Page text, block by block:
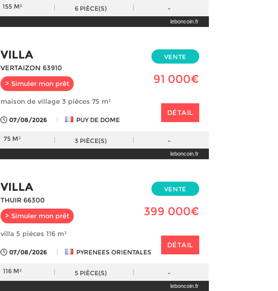
155 M² 6 PIÈCE(S) -
leboncoin.fr
VILLA
VERTAIZON 63910
> Simuler mon prêt
VENTE
91 000€
maison de village 3 pièces 75 m²
07/08/2026 | PUY DE DOME
DÉTAIL
75 M² 3 PIÈCE(S) -
leboncoin.fr
VILLA
THUIR 66300
> Simuler mon prêt
VENTE
399 000€
villa 5 pièces 116 m²
07/08/2026 | PYRENEES ORIENTALES
DÉTAIL
116 M² 5 PIÈCE(S) -
leboncoin.fr